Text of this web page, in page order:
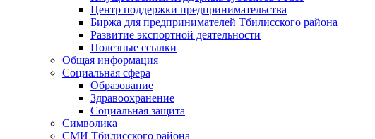
Центр поддержки предпринимательства
Биржа для предпринимателей Тбилисского района
Развитие экспортной деятельности
Полезные ссылки
Общая информация
Социальная сфера
Образование
Здравоохранение
Социальная защита
Символика
СМИ Тбилисского района